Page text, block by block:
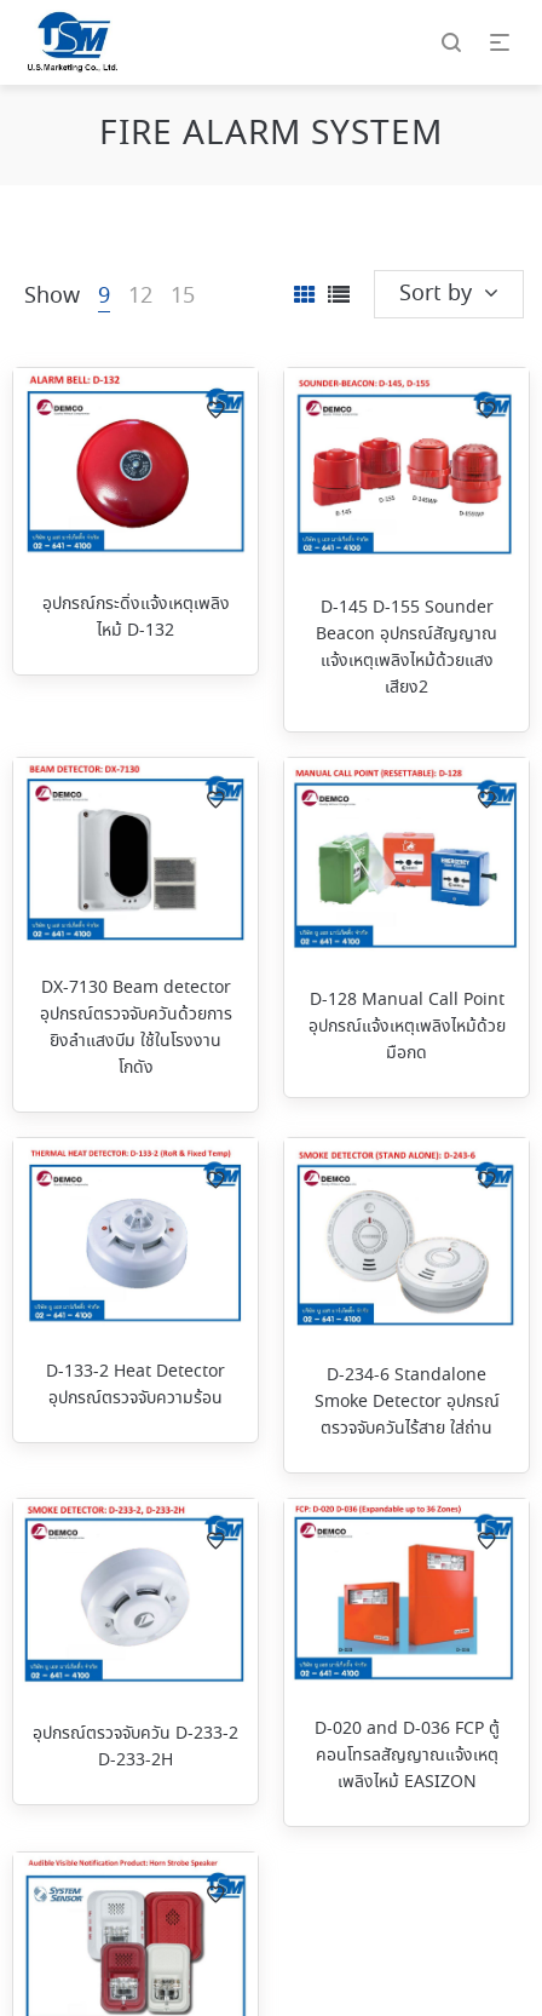
FIRE ALARM SYSTEM
Show 9 12 15 Sort by
อุปกรณ์กระดิ่งแจ้งเหตุเพลิง
ไหม้ D-132
D-145 D-155 Sounder
Beacon อุปกรณ์สัญญาณ
แจ้งเหตุเพลิงไหม้ด้วยแสง
เสียง2
DX-7130 Beam detector
อุปกรณ์ตรวจจับควันด้วยการ
ยิงลำแสงบีม ใช้ในโรงงาน
โกดัง
D-128 Manual Call Point
อุปกรณ์แจ้งเหตุเพลิงไหม้ด้วย
มือกด
D-133-2 Heat Detector
อุปกรณ์ตรวจจับความร้อน
D-234-6 Standalone
Smoke Detector อุปกรณ์
ตรวจจับควันไร้สาย ใส่ถ่าน
อุปกรณ์ตรวจจับควัน D-233-2
D-233-2H
D-020 and D-036 FCP ตู้
คอนโทรลสัญญาณแจ้งเหตุ
เพลิงไหม้ EASIZON